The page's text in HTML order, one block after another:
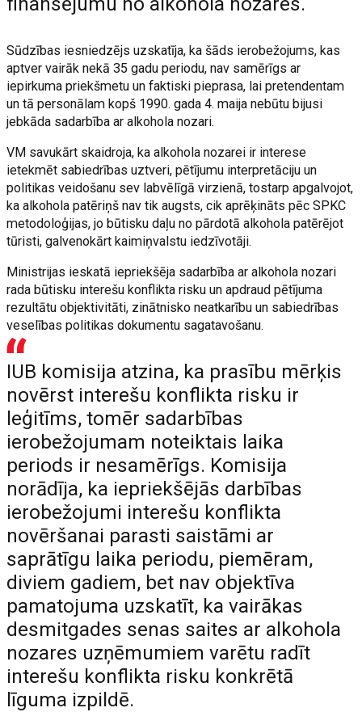
Sūdzības iesniedzējs uzskatīja, ka šāds ierobežojums, kas
aptver vairāk nekā 35 gadu periodu, nav samērīgs ar
iepirkuma priekšmetu un faktiski pieprasa, lai pretendentam
un tā personālam kopš 1990. gada 4. maija nebūtu bijusi
jebkāda sadarbība ar alkohola nozari.
VM savukārt skaidroja, ka alkohola nozarei ir interese
ietekmēt sabiedrības uztveri, pētījumu interpretāciju un
politikas veidošanu sev labvēlīgā virzienā, tostarp apgalvojot,
ka alkohola patēriņš nav tik augsts, cik aprēķināts pēc SPKC
metodoloģijas, jo būtisku daļu no pārdotā alkohola patērējot
tūristi, galvenokārt kaimiņvalstu iedzīvotāji.
Ministrijas ieskatā iepriekšēja sadarbība ar alkohola nozari
rada būtisku interešu konflikta risku un apdraud pētījuma
rezultātu objektivitāti, zinātnisko neatkarību un sabiedrības
veselības politikas dokumentu sagatavošanu.
IUB komisija atzina, ka prasību mērķis
novērst interešu konflikta risku ir
leģitīms, tomēr sadarbības
ierobežojumam noteiktais laika
periods ir nesamērīgs. Komisija
norādīja, ka iepriekšējās darbības
ierobežojumi interešu konflikta
novēršanai parasti saistāmi ar
saprātīgu laika periodu, piemēram,
diviem gadiem, bet nav objektīva
pamatojuma uzskatīt, ka vairākas
desmitgades senas saites ar alkohola
nozares uzņēmumiem varētu radīt
interešu konflikta risku konkrētā
līguma izpildē.